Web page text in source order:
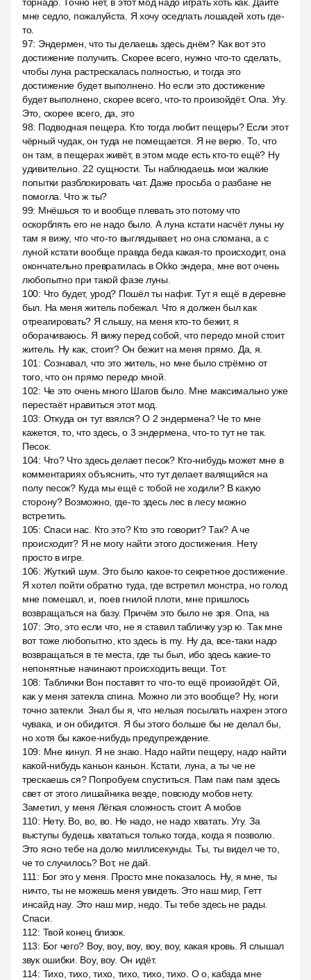
мне седло, пожалуйста. Я хочу оседлать лошадей хоть где-
то.
97: Эндермен, что ты делаешь здесь днём? Как вот это
достижение получить. Скорее всего, нужно что-то сделать,
чтобы луна растрескалась полностью, и тогда это
достижение будет выполнено. Но если это достижение
будет выполнено, скорее всего, что-то произойдёт. Опа. Угу.
Это, скорее всего, да, это
98: Подводная пещера. Кто тогда любит пещеры? Если этот
чёрный чудак, он туда не помещается. Я не верю. То, что
он там, в пещерах живёт, в этом моде есть кто-то ещё? Ну
удивительно. 22 сущности. Ты наблюдаешь мои жалкие
попытки разблокировать чат. Даже просьба о разбане не
помогла. Что ж ты?
99: Мнёшься то и вообще плевать это потому что
оскорблять его не надо было. А луна кстати насчёт луны ну
там я вижу, что что-то выглядывает, но она сломана, а с
луной кстати вообще правда беда какая-то происходит, она
окончательно превратилась в Okko эндера, мне вот очень
любопытно при такой фазе луны.
100: Что будет, урод? Пошёл ты нафиг. Тут я ещё в деревне
был. На меня житель побежал. Что я должен был как
отреагировать? Я слышу, на меня кто-то бежит, я
оборачиваюсь. Я вижу перед собой, что передо мной стоит
житель. Ну как, стоит? Он бежит на меня прямо. Да, я.
101 : Сознавал, что это житель, но мне было стрёмно от
того, что он прямо передо мной.
102: Че это очень много Шагов было. Мне максимально уже
перестаёт нравиться этот мод.
103: Откуда он тут взялся? О 2 эндермена? Че то мне
кажется, то, что здесь, о 3 эндермена, что-то тут не так.
Песок.
104: Что? Что здесь делает песок? Кто-нибудь может мне в
комментариях объяснить, что тут делает валящийся на
полу песок? Куда мы ещё с тобой не ходили? В какую
сторону? Возможно, где-то здесь лес в лесу можно
встретить.
105: Спаси нас. Кто это? Кто это говорит? Так? А че
происходит? Я не могу найти этого достижения. Нету
просто в игре.
106: Жуткий шум. Это было какое-то секретное достижение.
Я хотел пойти обратно туда, где встретил монстра, но голод
мне помешал, и, поев гнилой плоти, мне пришлось
возвращаться на базу. Причём это было не зря. Опа, на
107: Это, это если что, не я ставил табличку уэр ю. Так мне
вот тоже любопытно, кто здесь is my. Ну да, все-таки надо
возвращаться в те места, где ты был, ибо здесь какие-то
непонятные начинают происходить вещи. Тот.
108: Таблички Вон поставят то что-то ещё произойдёт. Ой,
как у меня затекла спина. Можно ли это вообще? Ну, ноги
точно затекли. Знал бы я, что нельзя посылать нахрен этого
чувака, и он обидится. Я бы этого больше бы не делал бы,
но хотя бы какое-нибудь предупреждение.
109: Мне кинул. Я не знаю. Надо найти пещеру, надо найти
какой-нибудь каньон каньон. Кстати, луна, а ты че не
трескаешь ся? Попробуем спуститься. Пам пам пам здесь
свет от этого лишайника везде, повсюду мобов нету.
Заметил, у меня Лёгкая сложность стоит. А мобов
110: Нету. Во, во, во. Не надо, не надо хватать. Угу. За
выступы будешь хвататься только тогда, когда я позволю.
Это ясно тебе на долю миллисекунды. Ты, ты видел че то,
че то случилось? Вот, не дай.
111 : Бог это у меня. Просто мне показалось. Ну, я мне, ты
ничто, ты не можешь меня увидеть. Это наш мир, Гетт
инсайд нау. Это наш мир, недо. Ты тебе здесь не рады.
Спаси.
112: Твой конец близок.
113: Бог чего? Воу, воу, воу, воу, воу, какая кровь. Я слышал
звук ошибки. Воу, воу. Он идёт.
114: Тихо, тихо, тихо, тихо, тихо, тихо. О о, кабзда мне